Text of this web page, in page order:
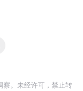
察。未经许可，禁止转